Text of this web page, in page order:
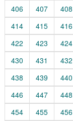
406 407 408
414
415 416
422
423 424
430
431 432
438
439 440
446
447 448
454
455 456